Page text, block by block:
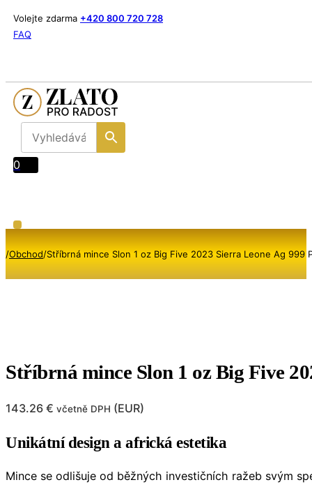
Volejte zdarma +420 800 720 728
FAQ
0
/Obchod/Stříbrná mince Slon 1 oz Big Five 2023 Sierra Leone Ag 999
Stříbrná mince Slon 1 oz Big Five
143.26 € včetně DPH (EUR)
Unikátní design a africká estetika
Mince se odlišuje od běžných investičních ražeb svým